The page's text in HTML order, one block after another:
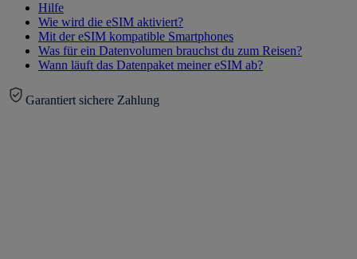
Hilfe
Wie wird die eSIM aktiviert?
Mit der eSIM kompatible Smartphones
Was für ein Datenvolumen brauchst du zum Reisen?
Wann läuft das Datenpaket meiner eSIM ab?
Garantiert sichere Zahlung